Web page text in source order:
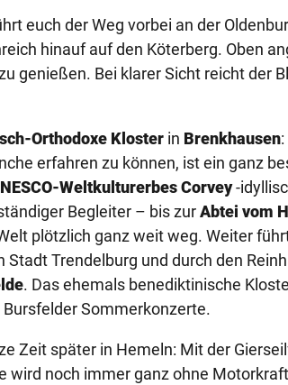
euch der Weg vorbei an der
hinauf auf den Köterberg. Oben
genießen. Bei klarer Sicht reicht der
Orthodoxe Kloster in Brenkhausen
erfahren zu können, ist ein ganz
Weltkulturerbes Corvey-
Begleiter – bis zurAbtei vom
plötzlich ganz weit weg. Weiter
Trendelburg und durch den
. Das ehemals benediktinische
Sommerkonzerte.
Zeit später in Hemeln: Mit der
wird noch immer ganz ohne